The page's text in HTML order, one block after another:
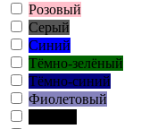
Розовый
Серый
Синий
Тёмно-зелёный
Тёмно-синий
Фиолетовый